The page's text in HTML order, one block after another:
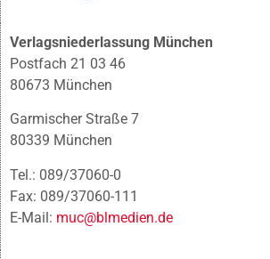
Verlagsniederlassung München
Postfach 21 03 46
80673 München
Garmischer Straße 7
80339 München
Tel.: 089/37060-0
Fax: 089/37060-111
E-Mail: muc@blmedien.de